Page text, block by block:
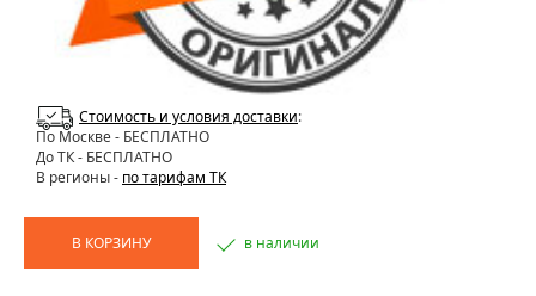
Стоимость и условия доставки:
По Москве- БЕСПЛАТНО
До ТК - БЕСПЛАТНО
В регионы - по тарифам ТК
В КОРЗИНУ в наличии